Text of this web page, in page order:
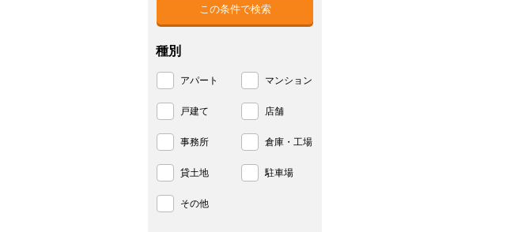
種別
アパート マンション
戸建て 店舗
事務所 倉庫・工場
貸土地 駐車場
その他